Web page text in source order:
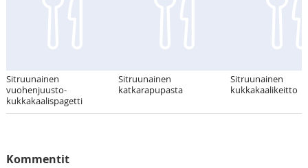
Sitruunainen
vuohenjuusto-
kukkakaalispagetti
Sitruunainen
katkarapupasta
Sitruunainen
kukkakaalikeitto
Kommentit